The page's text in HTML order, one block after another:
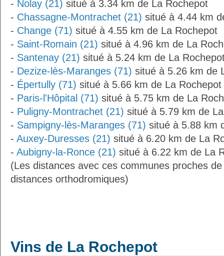
- Nolay (21) situé à 3.34 km de La Rochepot
- Chassagne-Montrachet (21) situé à 4.44 km
- Change (71) situé à 4.55 km de La Rochepot
- Saint-Romain (21) situé à 4.96 km de La
- Santenay (21) situé à 5.24 km de La
- Dezize-lès-Maranges (71) situé à 5.26 km de
- Épertully (71) situé à 5.66 km de La Rochepot
- Paris-l'Hôpital (71) situé à 5.75 km de La
- Puligny-Montrachet (21) situé à 5.79 km de
- Sampigny-lès-Maranges (71) situé à 5.88 km
- Auxey-Duresses (21) situé à 6.20 km de La
- Aubigny-la-Ronce (21) situé à 6.22 km de La
(Les distances avec ces communes proches
distances orthodromiques)
Vins de La Rochepot